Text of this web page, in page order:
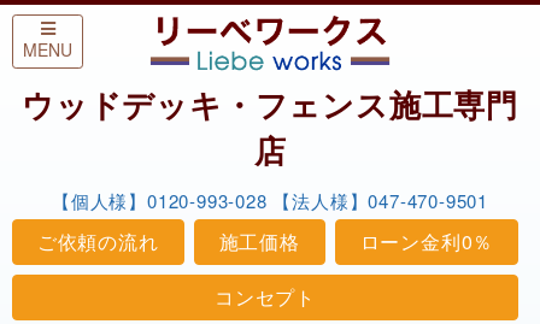
Skip to content
MENU
ウッドデッキ・フェンス施工専門
店
【個人様】0120-993-028 【法人様】047-470-9501
ご依頼の流れ 施工価格
ローン金利0％
コンセプト